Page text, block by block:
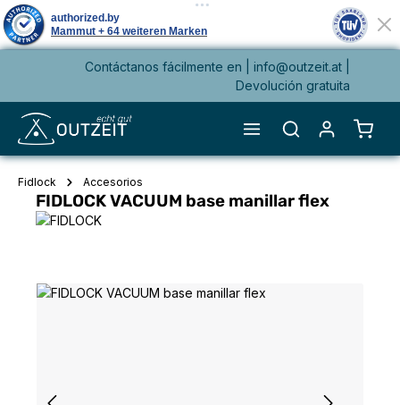
principalContáctanos fácilmente en | info@outzeit.at
Devolución gratuita
El
Fidlock Accesorios
FIDLOCK VACUUM base manillar flex
Omitir galería de imágenes